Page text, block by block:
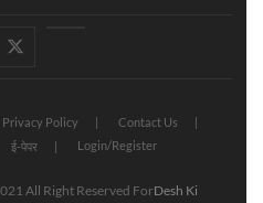
Privacy Policy
Contact Us
ई-पेपर Login/Register
All Right Reserved ForDesh Ki